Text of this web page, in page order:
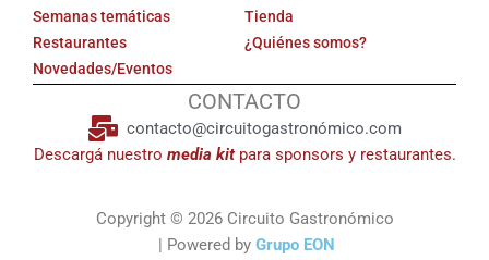
Semanas temáticas
Restaurantes
Novedades/Eventos
Tienda
¿Quiénes somos?
CONTACTO
contacto@circuitogastronómico.com
Descargá nuestro media kitpara sponsors y restaurantes.
Copyright © 2026 Circuito Gastronómico
| Powered by Grupo EON